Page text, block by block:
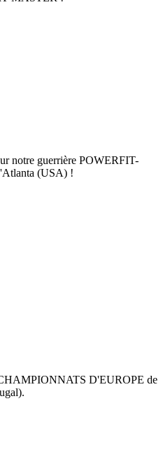
notre guerrière POWERFIT-
(USA) !
D'EUROPE de